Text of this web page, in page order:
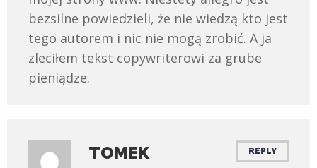
bezsilne powiedzieli, że nie wiedzą kto jest
tego autorem i nic nie mogą zrobić. A ja
zleciłem tekst copywriterowi za grube
pieniądze.
TOMEK REPLY